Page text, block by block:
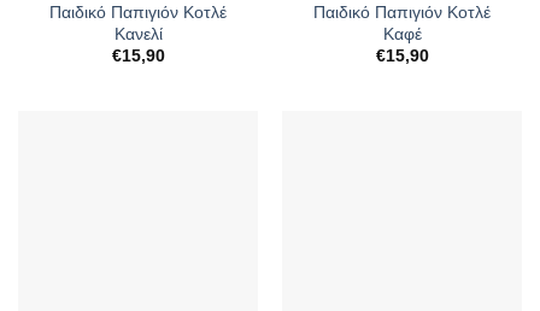
Παιδικό Παπιγιόν Κοτλέ
Κανελί
€15,90
Παιδικό Παπιγιόν Κοτλέ
Καφέ
€15,90